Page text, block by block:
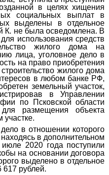
в целях хищения
социальных выплат в
выделены в отдельное
К. не была осведомлена. В
использования средств
жилого дома на
лица, уголовное дело в
на право приобретения
жилого дома
в любом банке РФ,
земельный участок,
в Управлении
по Псковской области
размещения объекта
участке.
в отношении которого
в дополнительном
2020 года поступили
на основании договора
выделено в отдельное
617 рублей.